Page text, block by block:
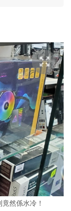
然係水冷！